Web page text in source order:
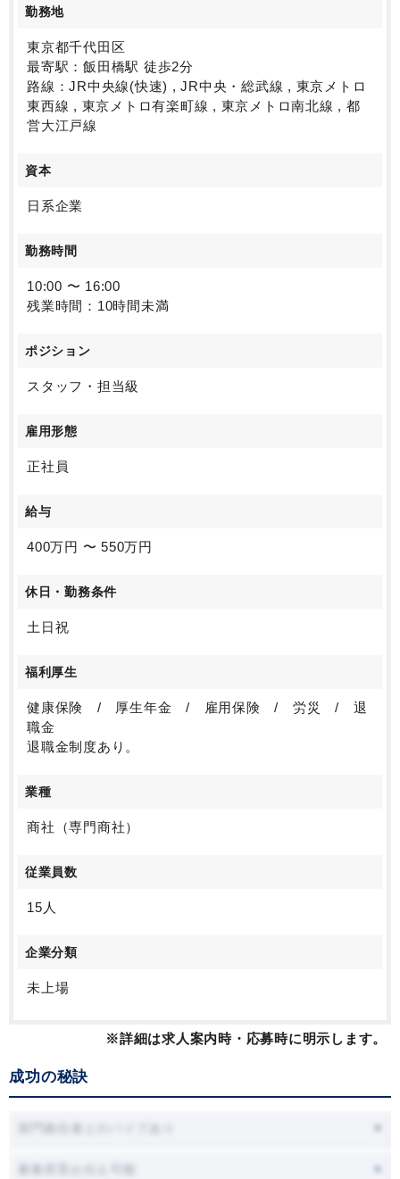
勤務地
東京都千代田区
最寄駅：飯田橋駅 徒歩2分
路線：JR中央線(快速) , JR中央・総武線 , 東京メトロ
東西線 , 東京メトロ有楽町線 , 東京メトロ南北線 , 都
営大江戸線
資本
日系企業
勤務時間
10:00 〜 16:00
残業時間：10時間未満
ポジション
スタッフ・担当級
雇用形態
正社員
給与
400万円 〜 550万円
休日・勤務条件
土日祝
福利厚生
健康保険 / 厚生年金 / 雇用保険 / 労災 / 退
職金
退職金制度あり。
業種
商社（専門商社）
従業員数
15人
企業分類
未上場
※詳細は求人案内時・応募時に明示します。
成功の秘訣